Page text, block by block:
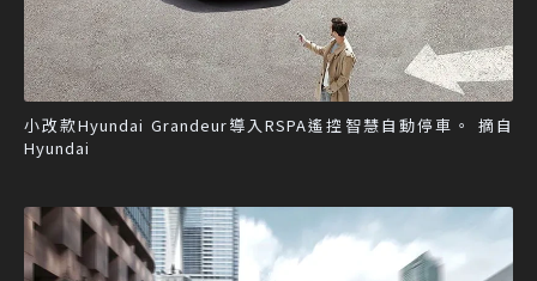
小改款Hyundai Grandeur導入RSPA遙控智慧自動停車。 摘自
Hyundai